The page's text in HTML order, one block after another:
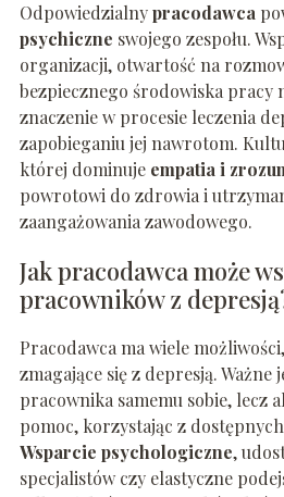
Odpowiedzialnypracodawca
psychiczne swojego zespołu.
organizacji, otwartość na
bezpiecznego środowiska pracy
znaczenie w procesie leczenia
zapobieganiu jej nawrotom.
której dominuje empatia i
powrotowi do zdrowia i
zaangażowania zawodowego.
Jak pracodawca może
pracowników z
Pracodawca ma wiele
zmagające się z depresją. Ważne
pracownika samemu sobie, lecz
pomoc, korzystając z
Wsparcie psychologiczne,
specjalistów czy elastyczne